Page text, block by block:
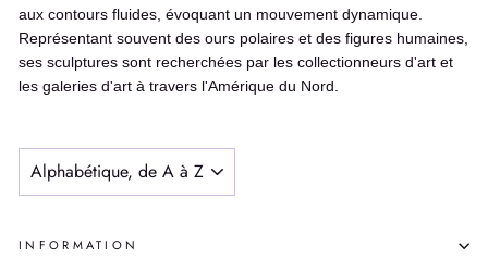
aux contours fluides, évoquant un mouvement dynamique.
Représentant souvent des ours polaires et des figures humaines,
ses sculptures sont recherchées par les collectionneurs d'art et
les galeries d'art à travers l'Amérique du Nord.
INFORMATION